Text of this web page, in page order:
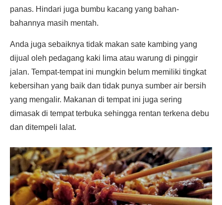
panas. Hindari juga bumbu kacang yang bahan-
bahannya masih mentah.
Anda juga sebaiknya tidak makan sate kambing yang
dijual oleh pedagang kaki lima atau warung di pinggir
jalan. Tempat-tempat ini mungkin belum memiliki tingkat
kebersihan yang baik dan tidak punya sumber air bersih
yang mengalir. Makanan di tempat ini juga sering
dimasak di tempat terbuka sehingga rentan terkena debu
dan ditempeli lalat.